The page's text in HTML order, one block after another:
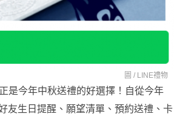
圖 / LINE禮物
正是今年中秋送禮的好選擇！自從今年
友生日提醒、願望清單、預約送禮、卡